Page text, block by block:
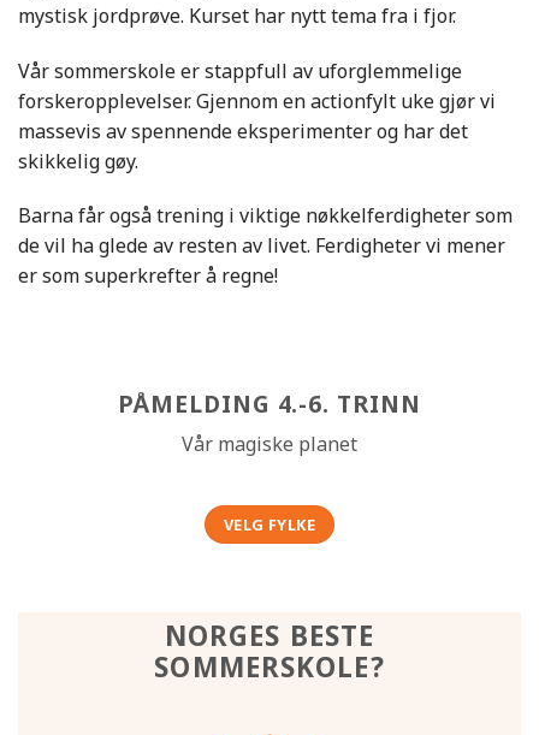
mystisk jordprøve. Kurset har nytt tema fra i fjor.
Vår sommerskole er stappfull av uforglemmelige
forskeropplevelser. Gjennom en actionfylt uke gjør vi
massevis av spennende eksperimenter og har det
skikkelig gøy.
Barna får også trening i viktige nøkkelferdigheter som
de vil ha glede av resten av livet. Ferdigheter vi mener
er som superkrefter å regne!
PÅMELDING 4.-6. TRINN
Vår magiske planet
VELG FYLKE
NORGES BESTE
SOMMERSKOLE?